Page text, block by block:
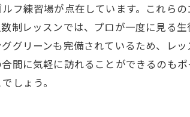
ゴルフ仲間
目標設定と
コーチから
フ練習場が点在しています。これら
制レッスンでは、プロが一度に見る
グリーンも完備されているため、レ
間に気軽に訪れることができるのも
しょう。